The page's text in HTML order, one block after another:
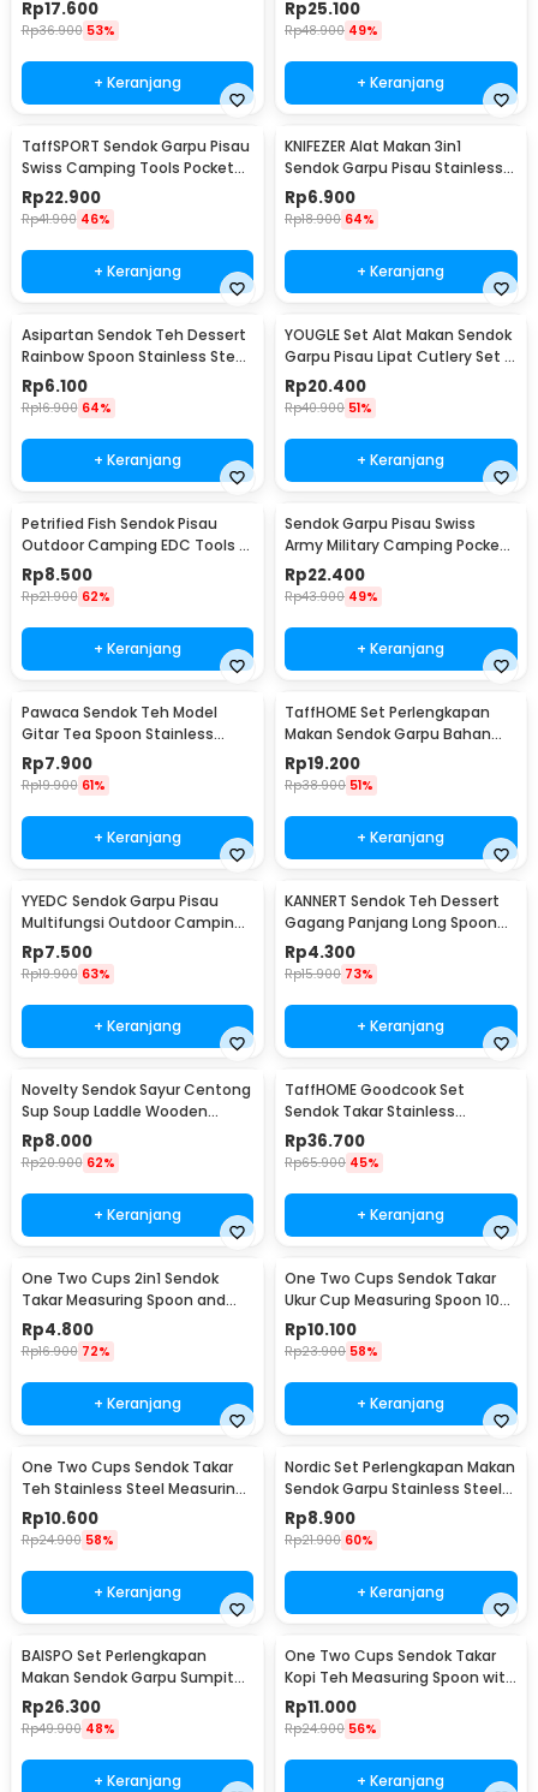
Rp17.600
Rp36.900 53%
+ Keranjang
Rp25.100
Rp48.900 49%
+ Keranjang
TaffSPORT Sendok Garpu Pisau
Swiss Camping Tools Pocket
Knife EDC 5in1 - A008
Rp22.900
Rp41.900 46%
+ Keranjang
KNIFEZER Alat Makan 3in1
Sendok Garpu Pisau Stainless
Travel 20cm - HG1514
Rp6.900
Rp18.900 64%
+ Keranjang
Asipartan Sendok Teh Dessert
Rainbow Spoon Stainless Steel
Bulat - A014
Rp6.100
Rp16.900 64%
+ Keranjang
YOUGLE Set Alat Makan Sendok
Garpu Pisau Lipat Cutlery Set 3
PCS - A009
Rp20.400
Rp40.900 51%
+ Keranjang
Petrified Fish Sendok Pisau
Outdoor Camping EDC Tools -
LX709
Rp8.500
Rp21.900 62%
+ Keranjang
Sendok Garpu Pisau Swiss
Army Military Camping Pocket
Knife EDC 4 in 1 - A011
Rp22.400
Rp43.900 49%
+ Keranjang
Pawaca Sendok Teh Model
Gitar Tea Spoon Stainless
Steel 304 12cm - RR-09
Rp7.900
Rp19.900 61%
+ Keranjang
TaffHOME Set Perlengkapan
Makan Sendok Garpu Bahan
Bambu Cutlery Set - EA02510
Rp19.200
Rp38.900 51%
+ Keranjang
YYEDC Sendok Garpu Pisau
Multifungsi Outdoor Camping
Spork EDC Tools - LX708
Rp7.500
Rp19.900 63%
+ Keranjang
KANNERT Sendok Teh Dessert
Gagang Panjang Long Spoon
Stainless Steel - RR-11
Rp4.300
Rp15.900 73%
+ Keranjang
Novelty Sendok Sayur Centong
Sup Soup Laddle Wooden
Spoon - RR-20
Rp8.000
Rp20.900 62%
+ Keranjang
TaffHOME Goodcook Set
Sendok Takar Stainless
Measuring Spoon 8 PCS - 167
Rp36.700
Rp65.900 45%
+ Keranjang
One Two Cups 2in1 Sendok
Takar Measuring Spoon and
Coffee Tamper - G1120
Rp4.800
Rp16.900 72%
+ Keranjang
One Two Cups Sendok Takar
Ukur Cup Measuring Spoon 10
PCS - 16799
Rp10.100
Rp23.900 58%
+ Keranjang
One Two Cups Sendok Takar
Teh Stainless Steel Measuring
Spoon 5 PCS - S301
Rp10.600
Rp24.900 58%
+ Keranjang
Nordic Set Perlengkapan Makan
Sendok Garpu Stainless Steel
Cutlery Set - XS-B014
Rp8.900
Rp21.900 60%
+ Keranjang
BAISPO Set Perlengkapan
Makan Sendok Garpu Sumpit
Bambu Cutlery Set Winding -
EA025
Rp26.300
Rp49.900 48%
+ Keranjang
One Two Cups Sendok Takar
Kopi Teh Measuring Spoon with
Clip - G166
Rp11.000
Rp24.900 56%
+ Keranjang